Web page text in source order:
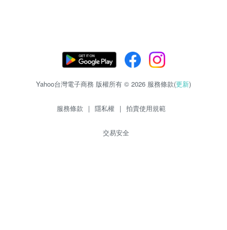
Yahoo台灣電子商務 版權所有 © 2026 服務條款(更新)
服務條款 | 隱私權 | 拍賣使用規範
交易安全